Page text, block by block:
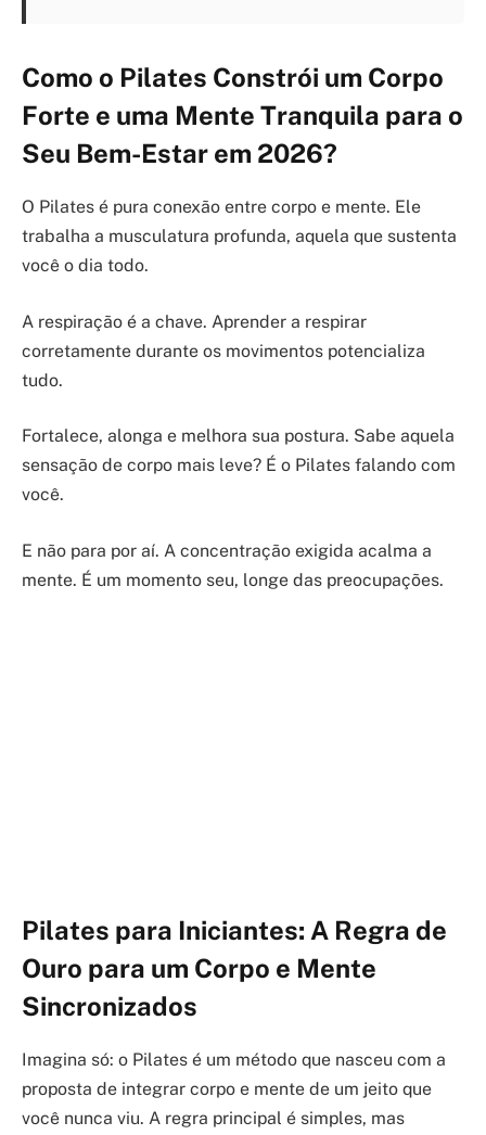
Como o Pilates Constrói um Corpo
Forte e uma Mente Tranquila para o
Seu Bem-Estar em 2026?
O Pilates é pura conexão entre corpo e mente. Ele
trabalha a musculatura profunda, aquela que sustenta
você o dia todo.
A respiração é a chave. Aprender a respirar
corretamente durante os movimentos potencializa
tudo.
Fortalece, alonga e melhora sua postura. Sabe aquela
sensação de corpo mais leve? É o Pilates falando com
você.
E não para por aí. A concentração exigida acalma a
mente. É um momento seu, longe das preocupações.
Pilates para Iniciantes: A Regra de
Ouro para um Corpo e Mente
Sincronizados
Imagina só: o Pilates é um método que nasceu com a
proposta de integrar corpo e mente de um jeito que
você nunca viu. A regra principal é simples, mas